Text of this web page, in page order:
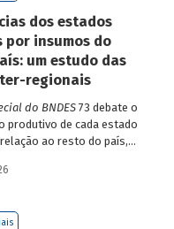
dos estados
por insumos do
um estudo das
regionais
do BNDES73 debate o
produtivo de cada estado
ao resto do país,
a um estado ou setor
construção de matrizes